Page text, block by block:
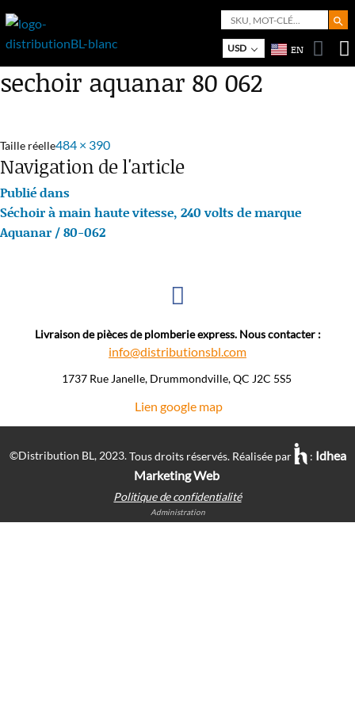
Search
for:
Search
USD EN
sechoir aquanar 80 062
Taille réelle484 × 390
Navigation de l'article
Publié dans
Séchoir à main haute vitesse, 240 volts de marque
Aquanar / 80-062
Livraison de pièces de plomberie express. Nous contacter :
info@distributionsbl.com
1737 Rue Janelle, Drummondville, QC J2C 5S5 ​
Lien google map
©Distribution BL, 2023.Tous droits réservés. Réalisée par : Idhea
Marketing Web
Politique de confidentialité
Administration